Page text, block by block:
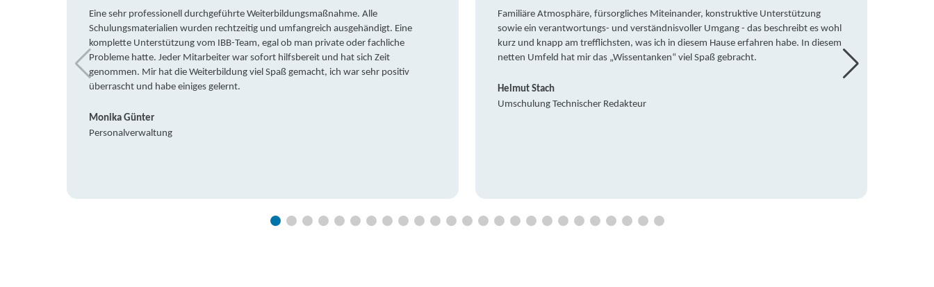
Eine sehr professionell durchgeführte Weiterbildungsmaßnahme. Alle
Schulungsmaterialien wurden rechtzeitig und umfangreich ausgehändigt. Eine
komplette Unterstützung vom IBB-Team, egal ob man private oder fachliche
Probleme hatte. Jeder Mitarbeiter war sofort hilfsbereit und hat sich Zeit
genommen. Mir hat die Weiterbildung viel Spaß gemacht, ich war sehr positiv
überrascht und habe einiges gelernt.
Monika Günter
Personalverwaltung
Familiäre Atmosphäre, fürsorgliches Miteinander, konstruktive Unterstützung
sowie ein verantwortungs- und verständnisvoller Umgang - das beschreibt es wohl
kurz und knapp am trefflichsten, was ich in diesem Hause erfahren habe. In diesem
netten Umfeld hat mir das „Wissentanken“ viel Spaß gebracht.
Helmut Stach
Umschulung Technischer Redakteur